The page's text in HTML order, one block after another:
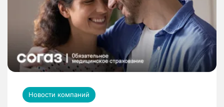
Новости компаний